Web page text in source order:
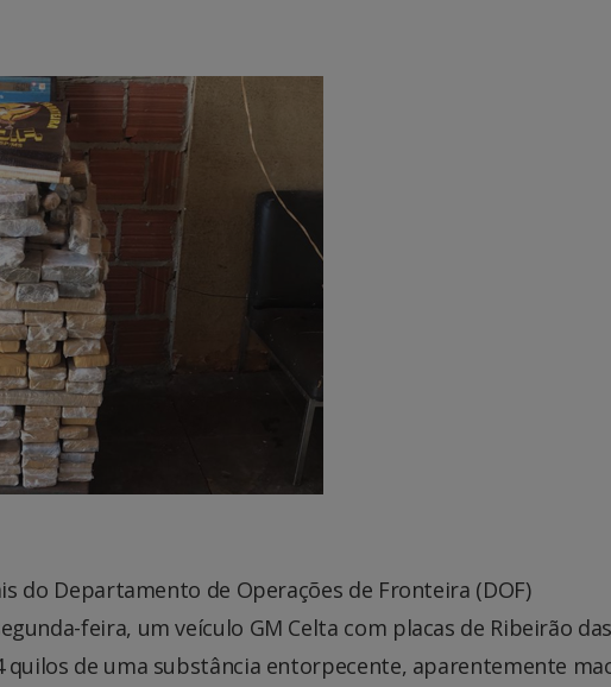
do Departamento de Operações de Fronteira (DOF)
feira, um veículo GM Celta com placas de Ribeirão das
quilos de uma substância entorpecente, aparentemente